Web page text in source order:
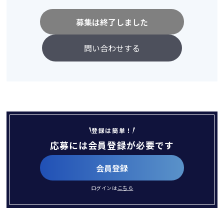
問い合わせする
募集は終了しました
登録は簡単！
応募には会員登録が必要です
会員登録
ログインは こちら